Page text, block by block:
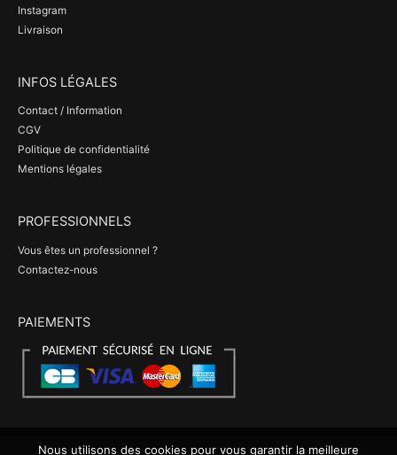
Instagram
Livraison
INFOS LÉGALES
Contact / Information
CGV
Politique de confidentialité
Mentions légales
PROFESSIONNELS
Vous êtes un professionnel ?
Contactez-nous
PAIEMENTS
Nous utilisons des cookies pour vous garantir la meilleure